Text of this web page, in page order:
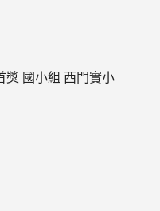
國小組 西門實小